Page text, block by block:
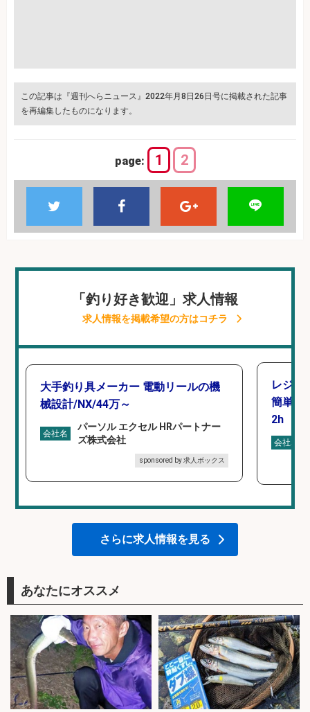
この記事は『週刊へらニュース』2022年月8日26日号に掲載された記事
を再編集したものになります。
page: 1 2
「釣り好き歓迎」求人情報
求人情報を掲載希望の方はコチラ
大手釣り具メーカー 電動リールの機
械設計/NX/44万～
会社名
パーソル エクセル HRパートナー
ズ株式会社
sponsored by 求人ボックス
レジカ
簡単レ
2h
会社名
さらに求人情報を見る
あなたにオススメ